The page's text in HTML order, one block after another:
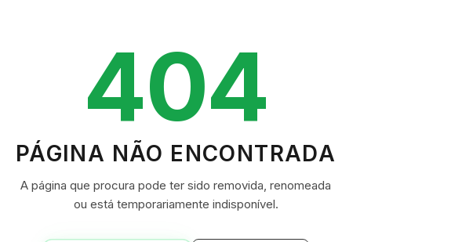
404
PÁGINA NÃO ENCONTRADA
A página que procura pode ter sido removida, renomeada
ou está temporariamente indisponível.